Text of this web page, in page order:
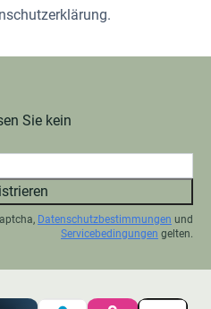
Sie kein
Datenschutzbestimmungen und
Servicebedingungen gelten.